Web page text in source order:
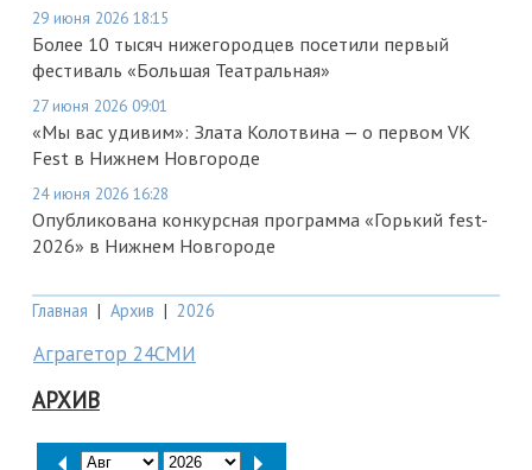
29 июня 2026 18:15
Более 10 тысяч нижегородцев посетили первый
фестиваль «Большая Театральная»
27 июня 2026 09:01
«Мы вас удивим»: Злата Колотвина — о первом VK
Fest в Нижнем Новгороде
24 июня 2026 16:28
Опубликована конкурсная программа «Горький fest-
2026» в Нижнем Новгороде
Главная | Архив | 2026
Аграгетор 24СМИ
АРХИВ